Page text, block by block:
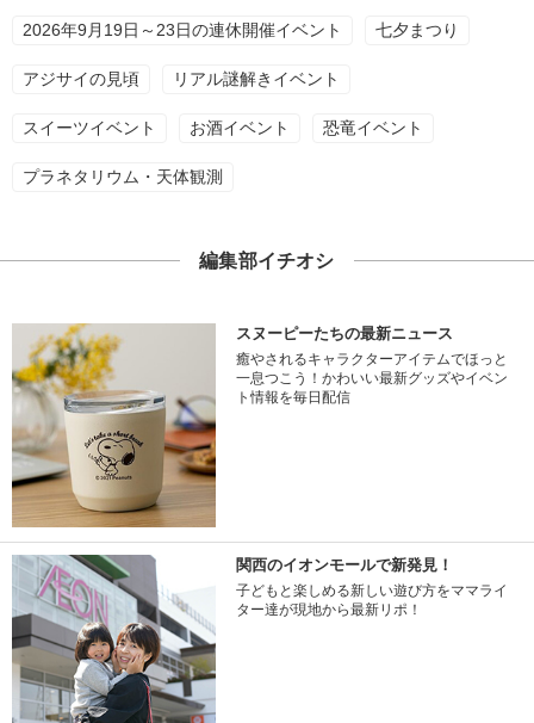
2026年9月19日～23日の連休開催イベント 七夕まつり
アジサイの見頃 リアル謎解きイベント
スイーツイベント お酒イベント 恐竜イベント
プラネタリウム・天体観測
編集部イチオシ
スヌーピーたちの最新ニュース
癒やされるキャラクターアイテムでほっと
一息つこう！かわいい最新グッズやイベン
ト情報を毎日配信
関西のイオンモールで新発見！
子どもと楽しめる新しい遊び方をママライ
ター達が現地から最新リポ！